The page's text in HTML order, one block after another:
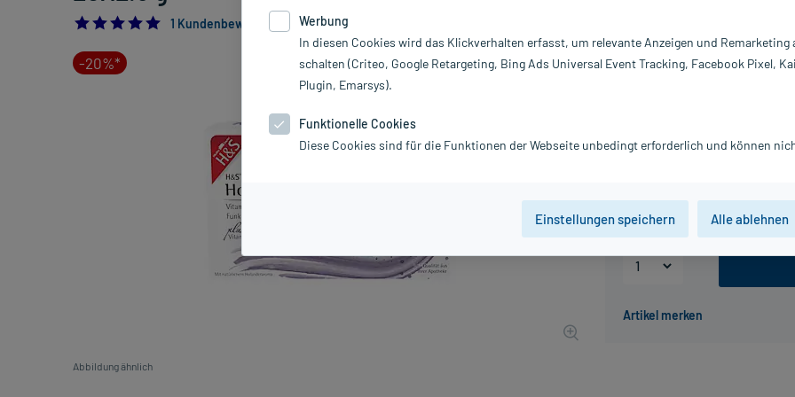
5.0
1 Kundenbewertung*
-20%*
Abbildung ähnlich
3,32 € UVP 4,15 €
PZN:
Hersteller:
Werbung
In diesen Cookies wird das Klickverhalten erfasst, um relevante Anzeigen und Remarketing
schalten (Criteo, Google Retargeting, Bing Ads Universal Event Tracking, Facebook Pixel,
Plugin, Emarsys).
Funktionelle Cookies
Diese Cookies sind für die Funktionen der Webseite unbedingt erforderlich und können
Einstellungen speichern Alle ablehnen